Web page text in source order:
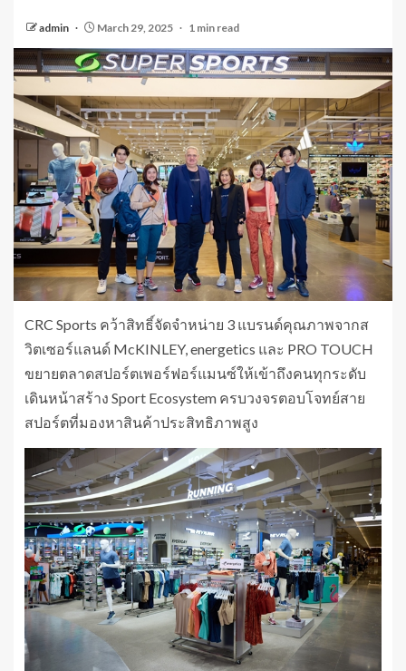
admin March 29, 2025 1 min read
CRC Sports คว้าสิทธิ์จัดจำหน่าย 3 แบรนด์คุณภาพจากส
วิตเซอร์แลนด์ McKINLEY, energetics และ PRO TOUCH
ขยายตลาดสปอร์ตเพอร์ฟอร์แมนซ์ให้เข้าถึงคนทุกระดับ
เดินหน้าสร้าง Sport Ecosystem ครบวงจรตอบโจทย์สาย
สปอร์ตที่มองหาสินค้าประสิทธิภาพสูง